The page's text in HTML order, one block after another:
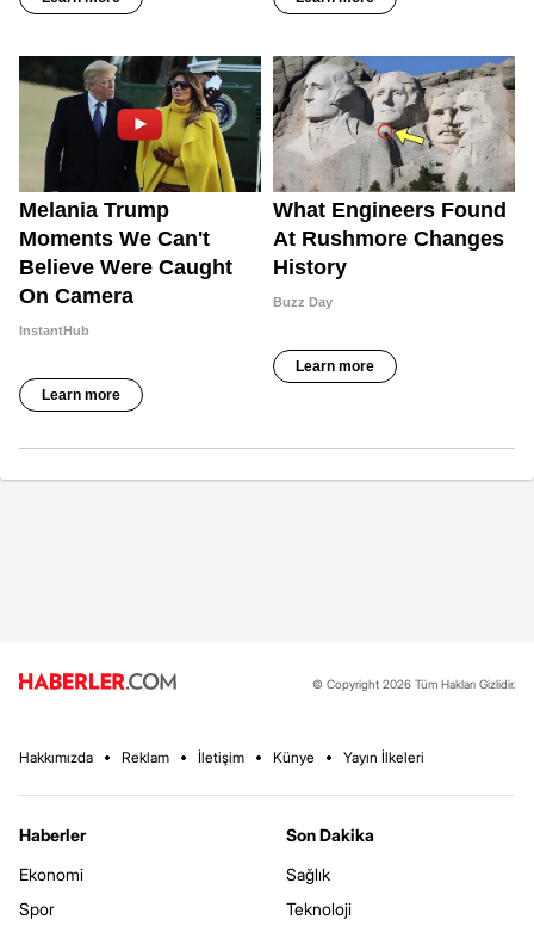
© Copyright 2026 Tüm Hakları Gizlidir.
Hakkımızda Reklam İletişim Künye Yayın İlkeleri
Haberler
Ekonomi
Spor
Son Dakika
Sağlık
Teknoloji